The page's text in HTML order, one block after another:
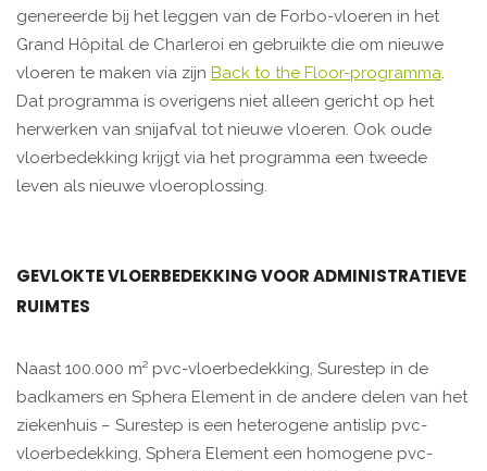
genereerde bij het leggen van de Forbo-vloeren in het
Grand Hôpital de Charleroi en gebruikte die om nieuwe
vloeren te maken via zijn Back to the Floor-programma.
Dat programma is overigens niet alleen gericht op het
herwerken van snijafval tot nieuwe vloeren. Ook oude
vloerbedekking krijgt via het programma een tweede
leven als nieuwe vloeroplossing.
GEVLOKTE VLOERBEDEKKING VOOR ADMINISTRATIEVE
RUIMTES
Naast 100.000 m² pvc-vloerbedekking, Surestep in de
badkamers en Sphera Element in de andere delen van het
ziekenhuis – Surestep is een heterogene antislip pvc-
vloerbedekking, Sphera Element een homogene pvc-